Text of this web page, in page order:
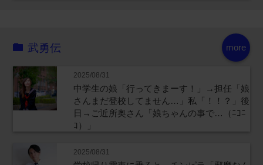
more
武勇伝
2025/08/31
中学生の娘「行ってきまーす！」→担任「娘
さんまだ登校してません…」私「！！？」後
日→ご近所奥さん「娘ちゃんの事で…（ﾆｺﾆ
ｺ）」
2025/08/31